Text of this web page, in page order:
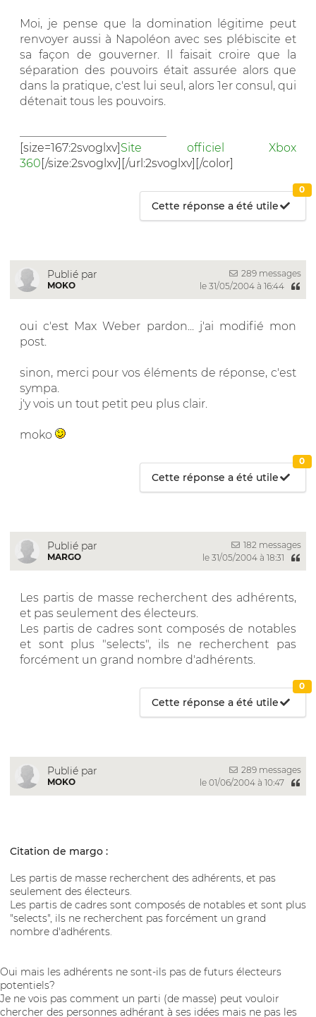
Moi, je pense que la domination légitime peut
renvoyer aussi à Napoléon avec ses plébiscite et
sa façon de gouverner. Il faisait croire que la
séparation des pouvoirs était assurée alors que
dans la pratique, c'est lui seul, alors 1er consul, qui
détenait tous les pouvoirs.
[size=167:2svoglxv]Site officiel Xbox
360[/size:2svoglxv][/url:2svoglxv][/color]
Cette réponse a été utile
0
Publié par
MOKO
289 messages
le 31/05/2004 à 16:44
oui c'est Max Weber pardon... j'ai modifié mon
post.
sinon, merci pour vos éléments de réponse, c'est
sympa.
j'y vois un tout petit peu plus clair.
moko
Cette réponse a été utile
0
Publié par
MARGO
182 messages
le 31/05/2004 à 18:31
Les partis de masse recherchent des adhérents,
et pas seulement des électeurs.
Les partis de cadres sont composés de notables
et sont plus "selects", ils ne recherchent pas
forcément un grand nombre d'adhérents.
Cette réponse a été utile
0
Publié par
MOKO
289 messages
le 01/06/2004 à 10:47
Citation de margo :
Les partis de masse recherchent des adhérents, et pas
seulement des électeurs.
Les partis de cadres sont composés de notables et sont plus
"selects", ils ne recherchent pas forcément un grand
nombre d'adhérents.
Oui mais les adhérents ne sont-ils pas de futurs électeurs
potentiels?
Je ne vois pas comment un parti (de masse) peut vouloir
chercher des personnes adhérant à ses idées mais ne pas les